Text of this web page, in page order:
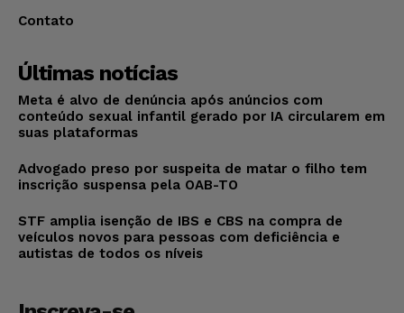
Contato
Últimas notícias
Meta é alvo de denúncia após anúncios com
conteúdo sexual infantil gerado por IA circularem em
suas plataformas
Advogado preso por suspeita de matar o filho tem
inscrição suspensa pela OAB-TO
STF amplia isenção de IBS e CBS na compra de
veículos novos para pessoas com deficiência e
autistas de todos os níveis